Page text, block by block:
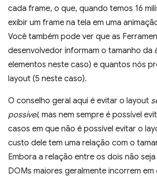
cada frame, o que, quando temos 16
exibir um frame na tela em uma
Você também pode ver que as
desenvolvedor informam o tamanho da
elementos neste caso) e quantos nós
layout (5 neste caso).
O conselho geral aqui é evitar o layout
possível, mas nem sempre é possível
casos em que não é possível evitar o
custo dele tem uma relação com o
Embora a relação entre os dois não
DOMs maiores geralmente incorrem